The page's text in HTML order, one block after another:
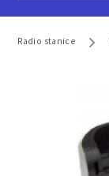
Radio stanice